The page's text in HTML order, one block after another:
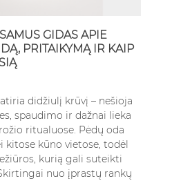
GIDAS APIE
PRITAIKYMĄ IR KAIP
didžiulį krūvį – nešioja
spaudimo ir dažnai lieka
ritualuose. Pėdų oda
kitose kūno vietose, todėl
kurią gali suteikti
nuo įprastų rankų